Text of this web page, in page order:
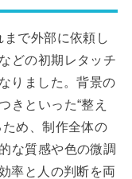
で外部に依頼し
どの初期レタッチ
りました。背景の
きといった“整え
め、制作全体の
な質感や色の微調
率と人の判断を両